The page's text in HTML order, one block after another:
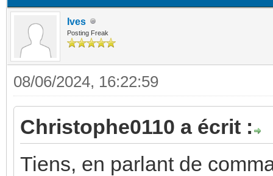
Ives
Posting Freak
08/06/2024, 16:22:59
Christophe0110 a écrit :
Tiens, en parlant de